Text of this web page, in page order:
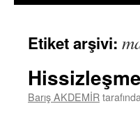
Etiket arşivi:
Barış AKDEMİR